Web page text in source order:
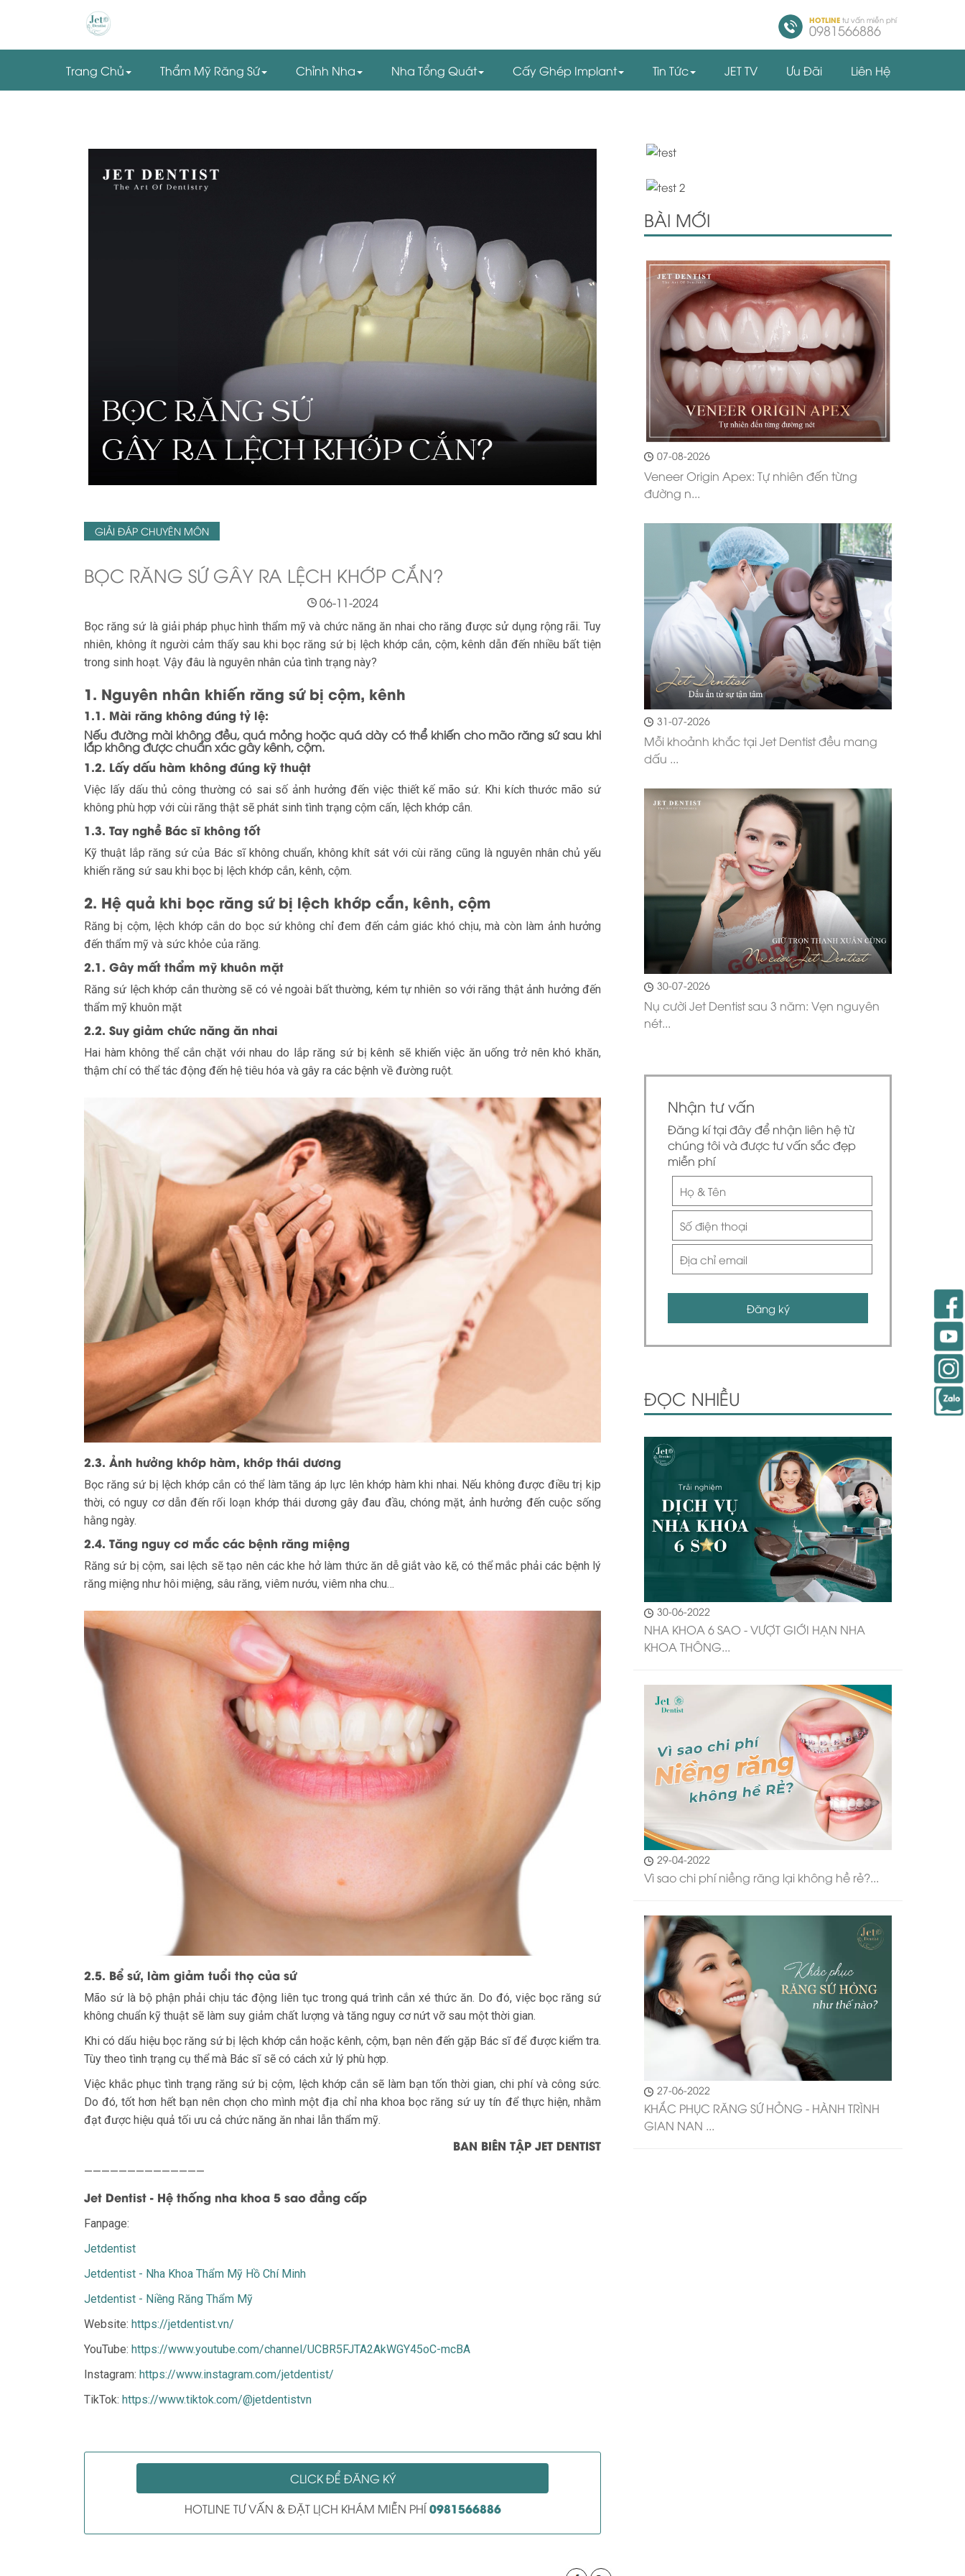
HOTLINE tư vấn miễn phí
0981566886
Trang Chủ Thẩm Mỹ Răng Sứ Chỉnh Nha Nha Tổng Quát Cấy Ghép Implant Tin Tức JET TV Ưu Đãi Liên Hệ
GIẢI ĐÁP CHUYÊN MÔN
BỌC RĂNG SỨ GÂY RA LỆCH KHỚP CẮN?
06-11-2024
Bọc răng sứ là giải pháp phục hình thẩm mỹ và chức năng ăn nhai cho răng được sử dụng rộng rãi. Tuy
nhiên, không ít người cảm thấy sau khi bọc răng sứ bị lệch khớp cắn, cộm, kênh dẫn đến nhiều bất tiện
trong sinh hoạt. Vậy đâu là nguyên nhân của tình trạng này?
1. Nguyên nhân khiến răng sứ bị cộm, kênh
1.1. Mài răng không đúng tỷ lệ:
Nếu đường mài không đều, quá mỏng hoặc quá dày có thể khiến cho mão răng sứ sau khi
lắp không được chuẩn xác gây kênh, cộm.
1.2. Lấy dấu hàm không đúng kỹ thuật
Việc lấy dấu thủ công thường có sai số ảnh hưởng đến việc thiết kế mão sứ. Khi kích thước mão sứ
không phù hợp với cùi răng thật sẽ phát sinh tình trạng cộm cấn, lệch khớp cắn.
1.3. Tay nghề Bác sĩ không tốt
Kỹ thuật lắp răng sứ của Bác sĩ không chuẩn, không khít sát với cùi răng cũng là nguyên nhân chủ yếu
khiến răng sứ sau khi bọc bị lệch khớp cắn, kênh, cộm.
2. Hệ quả khi bọc răng sứ bị lệch khớp cắn, kênh, cộm
Răng bị cộm, lệch khớp cắn do bọc sứ không chỉ đem đến cảm giác khó chịu, mà còn làm ảnh hưởng
đến thẩm mỹ và sức khỏe của răng.
2.1. Gây mất thẩm mỹ khuôn mặt
Răng sứ lệch khớp cắn thường sẽ có vẻ ngoài bất thường, kém tự nhiên so với răng thật ảnh hưởng đến
thẩm mỹ khuôn mặt
2.2. Suy giảm chức năng ăn nhai
Hai hàm không thể cắn chặt với nhau do lắp răng sứ bị kênh sẽ khiến việc ăn uống trở nên khó khăn,
thậm chí có thể tác động đến hệ tiêu hóa và gây ra các bệnh về đường ruột.
2.3. Ảnh hưởng khớp hàm, khớp thái dương
Bọc răng sứ bị lệch khớp cắn có thể làm tăng áp lực lên khớp hàm khi nhai. Nếu không được điều trị kịp
thời, có nguy cơ dẫn đến rối loạn khớp thái dương gây đau đầu, chóng mặt, ảnh hưởng đến cuộc sống
hằng ngày.
2.4. Tăng nguy cơ mắc các bệnh răng miệng
Răng sứ bị cộm, sai lệch sẽ tạo nên các khe hở làm thức ăn dễ giắt vào kẽ, có thể mắc phải các bệnh lý
răng miệng như hôi miệng, sâu răng, viêm nướu, viêm nha chu…
2.5. Bể sứ, làm giảm tuổi thọ của sứ
Mão sứ là bộ phận phải chịu tác động liên tục trong quá trình cắn xé thức ăn. Do đó, việc bọc răng sứ
không chuẩn kỹ thuật sẽ làm suy giảm chất lượng và tăng nguy cơ nứt vỡ sau một thời gian.
Khi có dấu hiệu bọc răng sứ bị lệch khớp cắn hoặc kênh, cộm, bạn nên đến gặp Bác sĩ để được kiểm tra.
Tùy theo tình trạng cụ thể mà Bác sĩ sẽ có cách xử lý phù hợp.
Việc khắc phục tình trạng răng sứ bị cộm, lệch khớp cắn sẽ làm bạn tốn thời gian, chi phí và công sức.
Do đó, tốt hơn hết bạn nên chọn cho mình một địa chỉ nha khoa bọc răng sứ uy tín để thực hiện, nhằm
đạt được hiệu quả tối ưu cả chức năng ăn nhai lẫn thẩm mỹ.
BAN BIÊN TẬP JET DENTIST
——————————————
Jet Dentist - Hệ thống nha khoa 5 sao đẳng cấp
Fanpage:
Jetdentist
Jetdentist - Nha Khoa Thẩm Mỹ Hồ Chí Minh
Jetdentist - Niềng Răng Thẩm Mỹ
Website: https://jetdentist.vn/
YouTube: https://www.youtube.com/channel/UCBR5FJTA2AkWGY45oC-mcBA
Instagram: https://www.instagram.com/jetdentist/
TikTok: https://www.tiktok.com/@jetdentistvn
CLICK ĐỂ ĐĂNG KÝ
HOTLINE TƯ VẤN & ĐẶT LỊCH KHÁM MIỄN PHÍ0981566886
BÀI MỚI
07-08-2026
Veneer Origin Apex: Tự nhiên đến từng
đường n...
31-07-2026
Mỗi khoảnh khắc tại Jet Dentist đều mang
dấu ...
30-07-2026
Nụ cười Jet Dentist sau 3 năm: Vẹn nguyên
nét...
Nhận tư vấn
Đăng kí tại đây để nhận liên hệ từ
chúng tôi và được tư vấn sắc đẹp
miễn phí
Đăng ký
ĐỌC NHIỀU
30-06-2022
NHA KHOA 6 SAO - VƯỢT GIỚI HẠN NHA
KHOA THÔNG...
29-04-2022
Vì sao chi phí niềng răng lại không hề rẻ?...
27-06-2022
KHẮC PHỤC RĂNG SỨ HỎNG - HÀNH TRÌNH
GIAN NAN ...